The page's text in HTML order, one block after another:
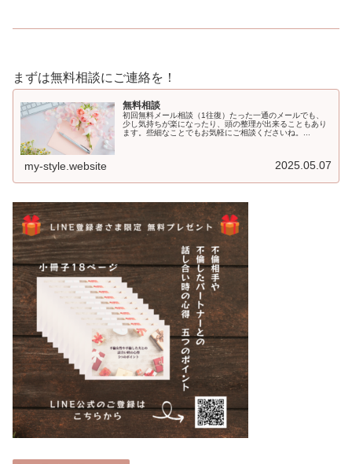
まずは無料相談にご連絡を！
無料相談
初回無料メール相談（1往復）たった一通のメールでも、
少し気持ちが楽になったり、頭の整理が出来ることもあり
ます。些細なことでもお気軽にご相談くださいね。...
my-style.website 2025.05.07